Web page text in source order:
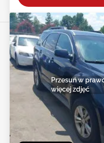
Przesuń w
więcej zdjęć